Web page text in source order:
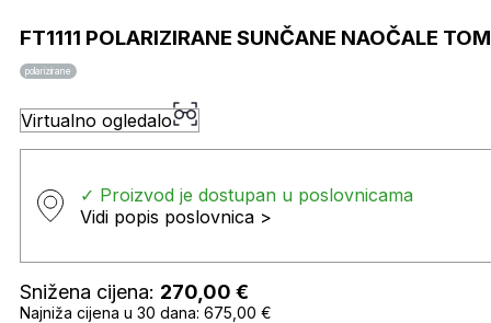
FT1111 POLARIZIRANE SUNČANE NAOČALE
polarizirane
Virtualno ogledalo
✓ Proizvod je dostupan u poslovnicama
Vidi popis poslovnica >
Snižena cijena: 270,00 €
Najniža cijena u 30 dana: 675,00 €